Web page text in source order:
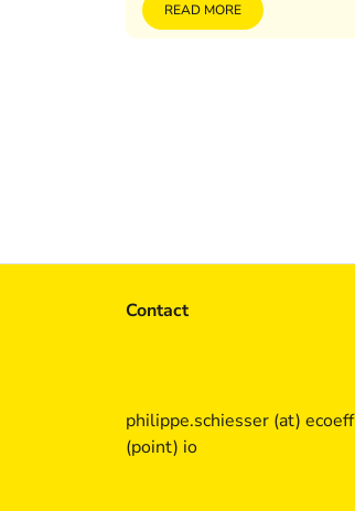
READ MORE
Contact
philippe.schiesser (at)
(point) io